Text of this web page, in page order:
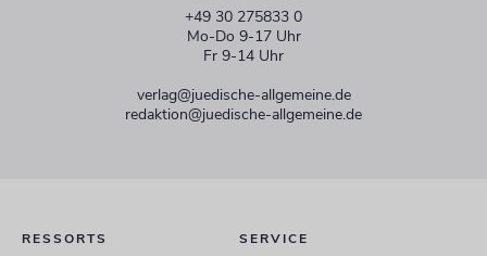
+49 30 275833 0
Mo-Do 9-17 Uhr
Fr 9-14 Uhr
verlag@juedische-allgemeine.de
redaktion@juedische-allgemeine.de
RESSORTS SERVICE